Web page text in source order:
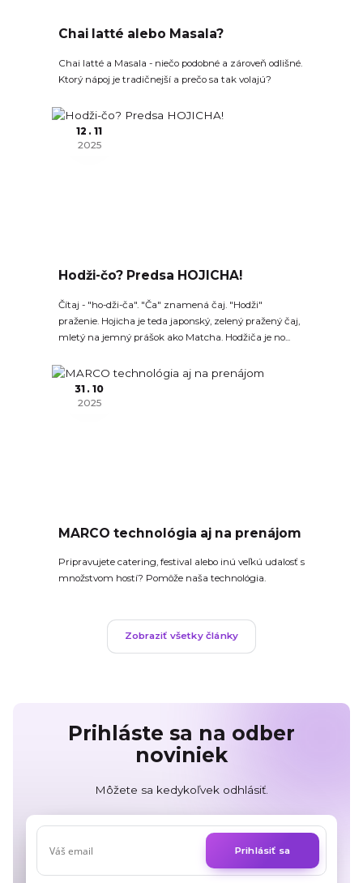
Chai latté alebo Masala?
Chai latté a Masala - niečo podobné a zároveň odlišné.
Ktorý nápoj je tradičnejší a prečo sa tak volajú?
12
11
2025
Hodži-čo? Predsa HOJICHA!
Čítaj - "ho-dži-ča". "Ča" znamená čaj. "Hodži"
praženie. Hojicha je teda japonský, zelený pražený čaj,
mletý na jemný prášok ako Matcha. Hodžiča je no...
31
10
2025
MARCO technológia aj na prenájom
Pripravujete catering, festival alebo inú veľkú udalosť s
množstvom hostí? Pomôže naša technológia.
Zobraziť všetky články
Prihláste sa na odber
noviniek
Môžete sa kedykoľvek odhlásiť.
Prihlásiť sa